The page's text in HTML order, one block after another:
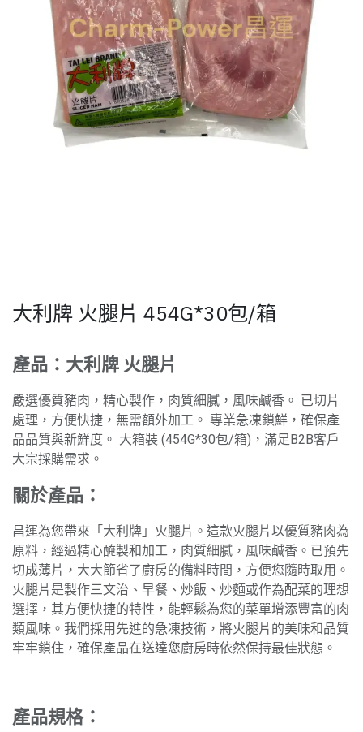
大利牌 火腿片 454G*30包/箱
產品：大利牌 火腿片
嚴選優質豬肉，精心製作，肉質細膩，風味鹹香。 已切片
處理，方便快捷，無需額外加工。 專業急凍鎖鮮，確保產
品品質與新鮮度。 大箱裝 (454G*30包/箱)，滿足B2B客戶
大宗採購需求。
關於產品：
昌運為您帶來「大利牌」火腿片。這款火腿片以優質豬肉為
原料，經過精心醃製和加工，肉質細膩，風味鹹香。已預先
切成薄片，大大節省了廚房的備料時間，方便您隨時取用。
火腿片是製作三文治、早餐、炒飯、炒麵或作為配菜的理想
選擇，其方便快捷的特性，能輕鬆為您的菜單增添豐富的肉
類風味。我們採用先進的急凍技術，將火腿片的美味和品質
牢牢鎖住，確保產品在送達您廚房時依然保持最佳狀態。
產品規格：